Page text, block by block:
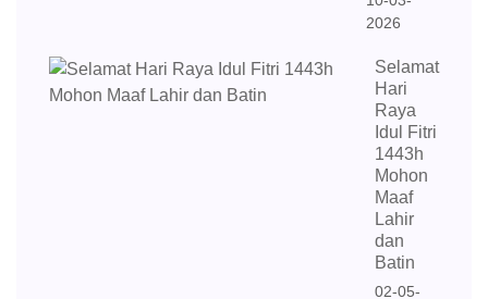
2026
Selamat
Hari
Raya
Idul Fitri
1443h
Mohon
Maaf
Lahir
dan
Batin
02-05-